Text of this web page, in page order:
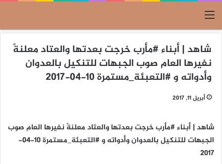
القائمة
شاهد | أبناء #مأرب خرجت بعدتها والعتاد معلنةً
نفيرها العام صوب الجبهات للتنكيل بالعدوان
وأدواته و #التعبئة_مستمرة 10-04-2017
أبريل 11, 2017
شاهد | أبناء #مأرب خرجت بعدتها والعتاد معلنةً نفيرها العام صوب
الجبهات للتنكيل بالعدوان وأدواته و #التعبئة_مستمرة 10-04-
2017